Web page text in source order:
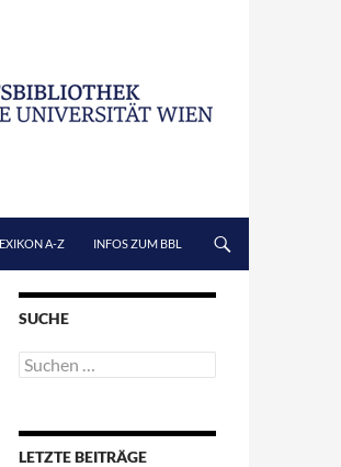
A-Z INFOS ZUM BBL
SUCHE
Suchen
nach:
LETZTE BEITRÄGE